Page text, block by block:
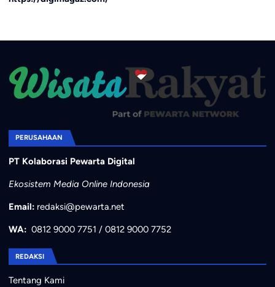
PERUSAHAAN
PT Kolaborasi Pewarta Digital
Ekosistem Media Online Indonesia
Email: redaksi@pewarta.net
WA: 0812 9000 7751 / 0812 9000 7752
REDAKSI
Tentang Kami